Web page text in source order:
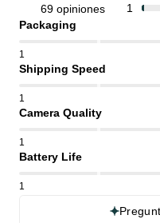
69 opiniones
1
Packaging
1
Shipping Speed
1
Camera Quality
1
Battery Life
1